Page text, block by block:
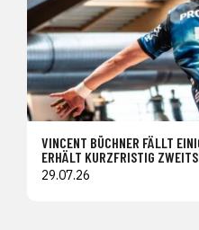
VINCENT BÜCHNER FÄLLT
ERHÄLT KURZFRISTIG
29.07.26